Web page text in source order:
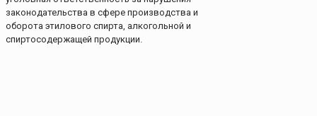
законодательства в сфере производства и
оборота этилового спирта, алкогольной и
спиртосодержащей продукции.